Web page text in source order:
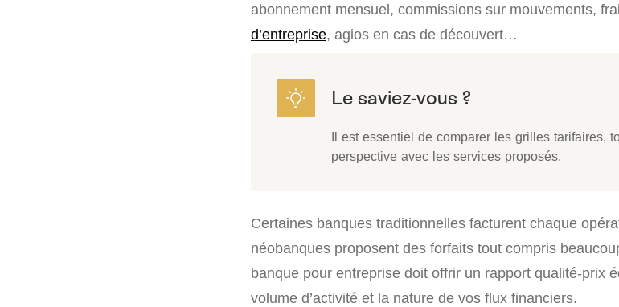
abonnement mensuel, commissions sur mouvements,
d’entreprise, agios en cas de découvert…
Il est essentiel de comparer les grilles tarifaires,
perspective avec les services proposés.
Certaines banques traditionnelles facturent chaque
néobanques proposent des forfaits tout compris
banque pour entreprise doit offrir un rapport qualité-prix
volume d’activité et la nature de vos flux financiers.